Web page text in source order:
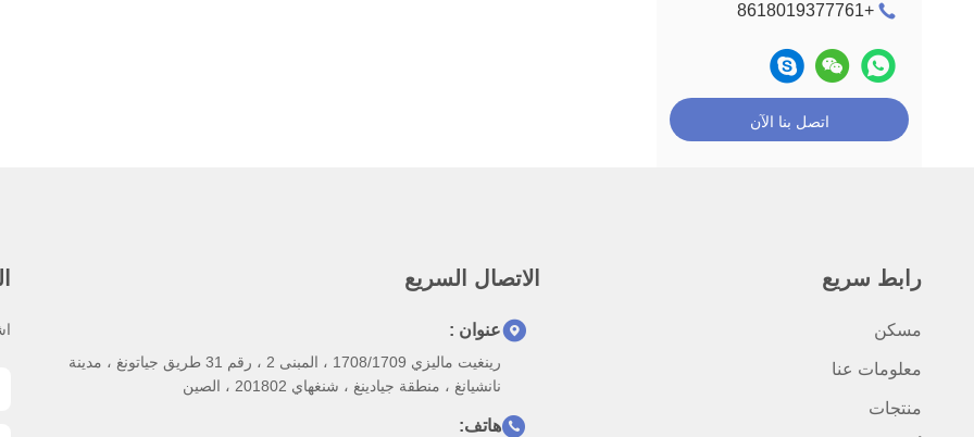
+8618019377761
اتصل بنا الآن
رابط سريع
مسكن
معلومات عنا
منتجات
الاتصال السريع
عنوان :
رينغيت ماليزي 1708/1709 ، المبنى 2 ، رقم 31 طريق جياتونغ ، مدينة
نانشيانغ ، منطقة جيادينغ ، شنغهاي 201802 ، الصين
هاتف: